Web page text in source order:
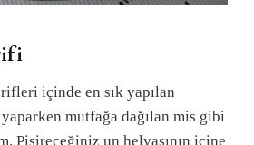
içinde en sık yapılan
mutfağa dağılan mis gibi
Pişireceğiniz un helvasının içine